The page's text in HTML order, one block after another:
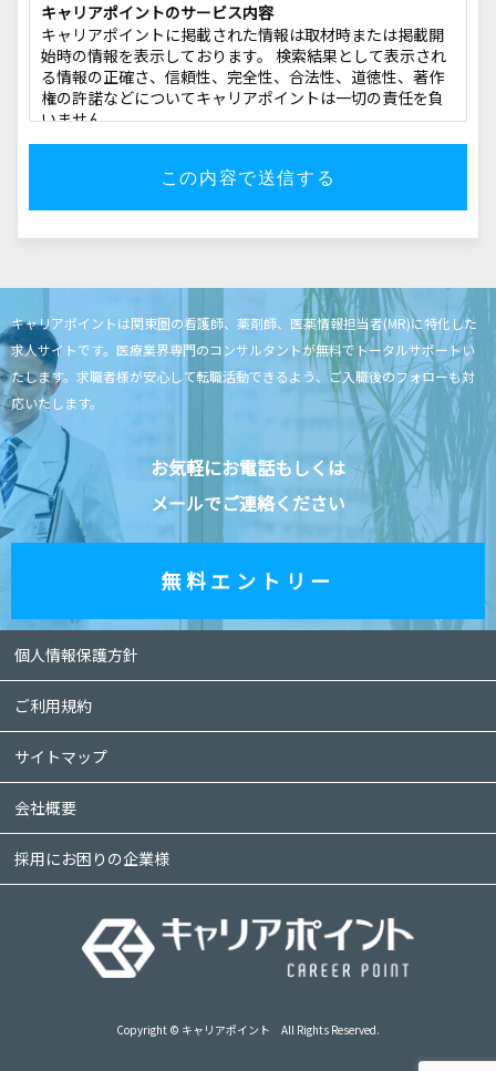
キャリアポイントのサービス内容
キャリアポイントに掲載された情報は取材時または掲載開
始時の情報を表示しております。 検索結果として表示され
る情報の正確さ、信頼性、完全性、合法性、道徳性、著作
権の許諾などについてキャリアポイントは一切の責任を負
いません。
キャリアポイントの利用者はキャリアポイントの利用に関
して適用される、以下の利用規約を承認するものとしま
本利用規約は如何なる理由でも通知なしに変更する場合が
あります。
サービスの変更・停止
当社は、当サイトの全てまたは一部のサービスをいつで
も、変更または停止することができるものとします。サー
ビス変更・停止の際、当社はできうる限りの方法で、利用
者に対してその旨を事前に告知するものとします。但し、
天災などやむを得ぬ場合は事前に告知することなく、サー
ビスを変更・停止できるものとします。 サービスの変更ま
たは停止に伴い、利用者に損害が発生した場合、当社は一
切の責任を負わないものとします。
め、本ソフトウェアまたはサービスの利用者による使用ま
は、当社が、そのような損害の可能性について通告されて
いた場合であっても、それが保証、契約、故意または無意
識による不法行為、その他に基づいているかどうかによら
ず、直接、間接、付随、結果的、特殊、懲戒的および懲罰
的損害賠償を回避するために適用されます。この責任の制
約は、損害が、第三者を介したものも含め、本ソフトウェ
アまたはサービスの使用または誤用および依存の結果であ
るか、本ソフトウェアまたはサービスを使用できないため
か、本ソフトウェアまたはサービスの中断、一時停止、終
了のいずれかの結果かにかかわらず、適用されます。この
責任の制約は、権利侵害の防止方法による本質的目的の不
禁止事項
利用者は、キャリアポイントにおいて以下の行為をするこ
・虚偽の情報を登録し、提供する行為
キャリアポイントは関東圏の看護師、薬剤師、医薬情報担当者(MR)に特化した
求人サイトです。 医療業界専門のコンサルタントが無料でトータルサポートい
たします。 求職者様が安心して転職活動できるよう、ご入職後のフォローも対
応いたします。
お気軽にお電話もしくは
メールでご連絡ください
無料エントリー
個人情報保護方針
ご利用規約
サイトマップ
会社概要
採用にお困りの企業様
Copyright © キャリアポイント All Rights Reserved.